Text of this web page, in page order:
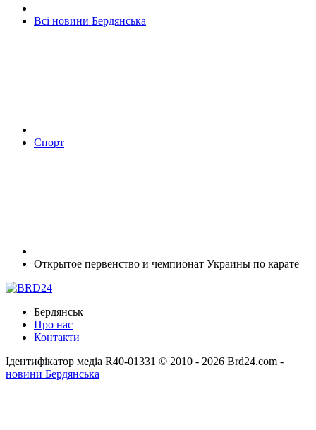
Всі новини Бердянська
Спорт
Открытое первенство и чемпионат Украины по карате
Бердянськ
Про нас
Контакти
Ідентифікатор медіа R40-01331 © 2010 - 2026 Brd24.com -
новини Бердянська